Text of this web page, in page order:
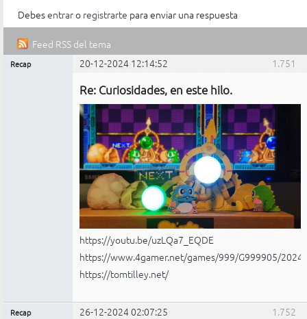
Entrar
Debesentraro registrarte para enviar una respuesta
Feed RSS del tema
1.751
Recap 20-12-2024 12:14:52
Re: Curiosidades, en este hilo.
https://youtu.be/uzLQa7_EQDE
https://www.4gamer.net/games/999/G999905/
https://tomtilley.net/
1.752
Recap 26-12-2024 02:07:25